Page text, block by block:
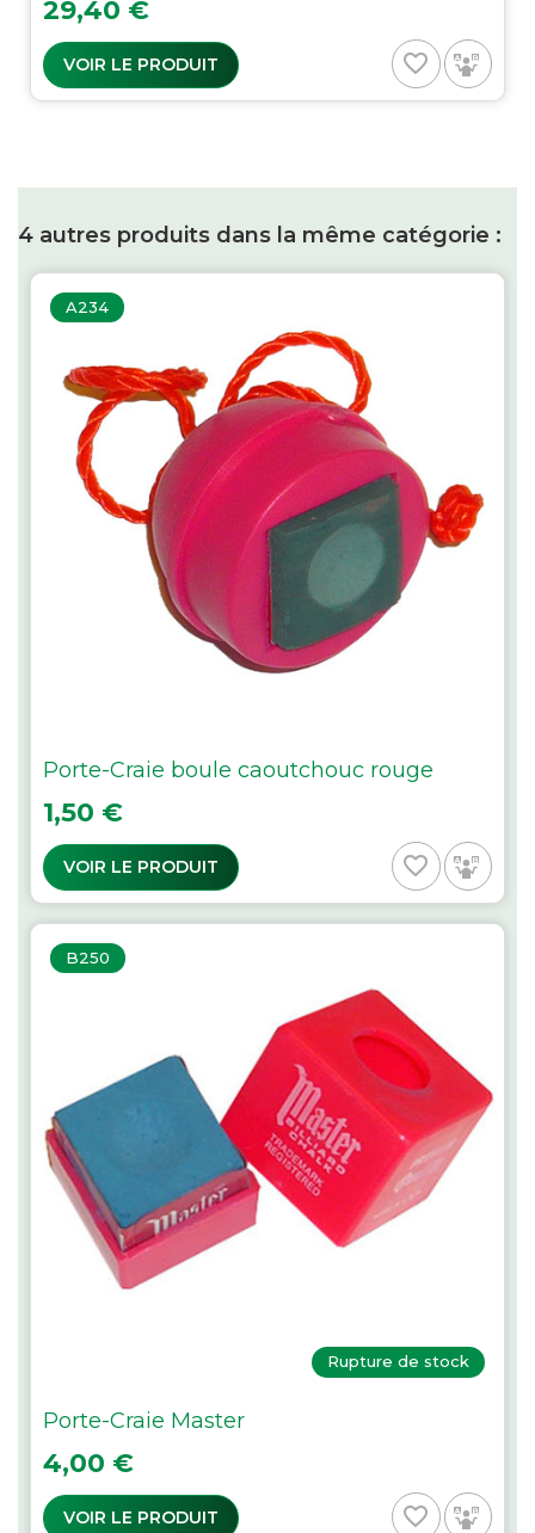
29,40 €
VOIR LE PRODUIT favorite_border
4 autres produits dans la même catégorie :
A234
Porte-Craie boule caoutchouc rouge
Prix
1,50 €
VOIR LE PRODUIT favorite_border
B250
Rupture de stock
Porte-Craie Master
Prix
4,00 €
VOIR LE PRODUIT favorite_border